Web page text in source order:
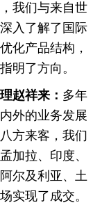
我们与来自世
入了解了国际
化产品结构，
明了方向。
赵祥来： 多年
外的业务发展
方来客，我们
加拉、印度、
尔及利亚、土
实现了成交。